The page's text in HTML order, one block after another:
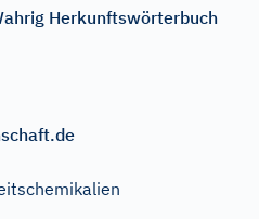
Herkunftswörterbuch